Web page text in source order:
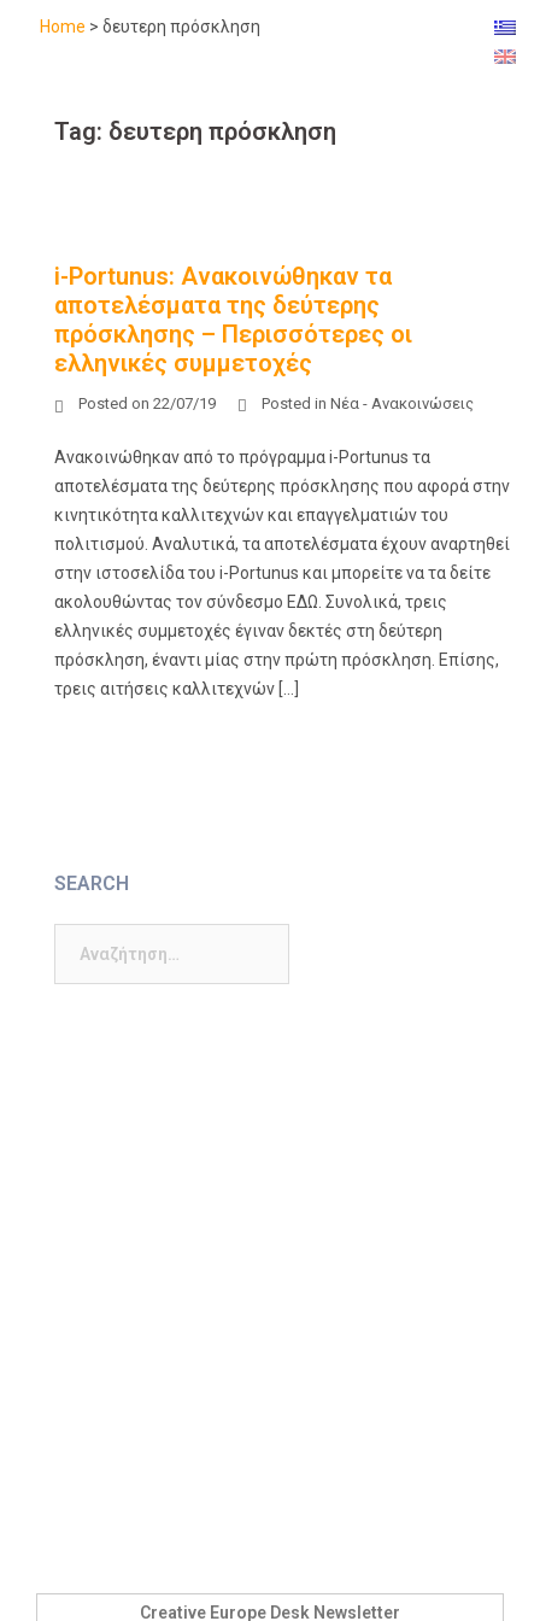
Home > δευτερη πρόσκληση
Tag: δευτερη πρόσκληση
i-Portunus: Ανακοινώθηκαν τα
αποτελέσματα της δεύτερης
πρόσκλησης – Περισσότερες οι
ελληνικές συμμετοχές
Posted on 22/07/19 Posted in Νέα - Ανακοινώσεις
Ανακοινώθηκαν από το πρόγραμμα i-Portunus τα
αποτελέσματα της δεύτερης πρόσκλησης που αφορά στην
κινητικότητα καλλιτεχνών και επαγγελματιών του
πολιτισμού. Αναλυτικά, τα αποτελέσματα έχουν αναρτηθεί
στην ιστοσελίδα του i-Portunus και μπορείτε να τα δείτε
ακολουθώντας τον σύνδεσμο ΕΔΩ. Συνολικά, τρεις
ελληνικές συμμετοχές έγιναν δεκτές στη δεύτερη
πρόσκληση, έναντι μίας στην πρώτη πρόσκληση. Επίσης,
τρεις αιτήσεις καλλιτεχνών […]
SEARCH
Creative Europe Desk Newsletter